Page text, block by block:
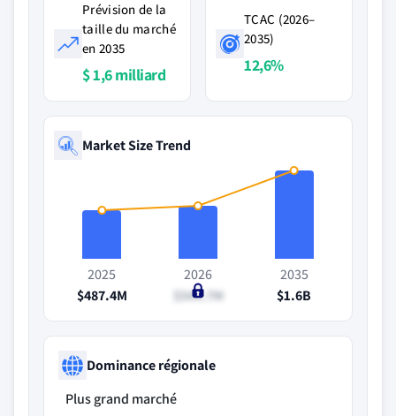
Prévision de la
taille du marché
en 2035
$ 1,6 milliard
TCAC (2026–
2035)
12,6%
Market Size Trend
2025
$487.4M
2026
$544.7M
2035
$1.6B
Dominance régionale
Plus grand marché